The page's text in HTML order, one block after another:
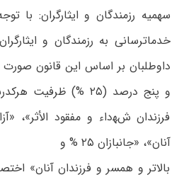
سهمیه رزمندگان و ایثارگران: با
خدماترسانی به رزمندگان و
و پنج درصد (۲۵ %)
فرزندان شﻬداء و مفقود اﻷثر»،
آنان»، «جانبازان ۲۵ % و
باﻻتر و همسر و فرزندان آنان»